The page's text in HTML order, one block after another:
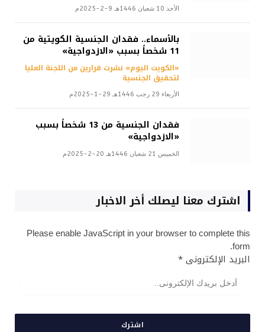
الأحد 10 شعبان 1446هـ 9-2-2025م
بالأسماء.. فقدان الجنسية الكويتية من
11 شخصاً بسبب «الازدواجية»
«الكويت اليوم» نشرت قرارين من اللجنة العليا
لتحقيق الجنسية
الأربعاء 29 رجب 1446هـ 29-1-2025م
فقدان الجنسية من 13 شخصاً بسبب
«الازدواجية»
الخميس 21 شعبان 1446هـ 20-2-2025م
اشترك معنا ليصلك أخر الاخبار
Please enable JavaScript in your browser to complete this
form.
البريد الإلكترونى*
اشترك